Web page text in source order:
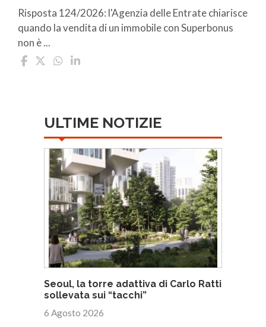
Risposta 124/2026: l'Agenzia delle Entrate chiarisce
quando la vendita di un immobile con Superbonus
non è ...
ULTIME NOTIZIE
Seoul, la torre adattiva di Carlo Ratti
sollevata sui “tacchi”
6 Agosto 2026